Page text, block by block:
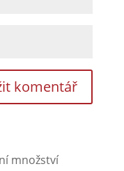
množství